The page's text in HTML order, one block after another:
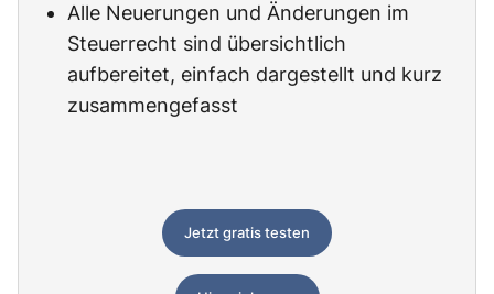
Alle Neuerungen und Änderungen im
Steuerrecht sind übersichtlich
aufbereitet, einfach dargestellt und kurz
zusammengefasst
Jetzt gratis testen